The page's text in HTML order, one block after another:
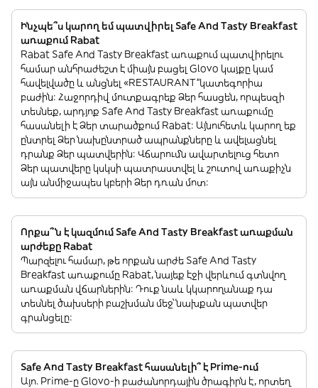
Ինչպե՞ս կարող եմ պատվիրել Safe And Tasty Breakfast
առաքում Rabat
Rabat Safe And Tasty Breakfast առաքում պատվիրելու
համար անհրաժեշտ է միայն բացել Glovo կայքը կամ
հավելվածը և անցնել «RESTAURANT”կատեգորիա
բաժին: Հաջորդիվ մուտքագրեք Ձեր հասցեն, որպեսզի
տեսնեք, արդյոք Safe And Tasty Breakfast առաքումը
հասանելի է Ձեր տարածքում Rabat: Այնուհետև կարող եք
ընտրել Ձեր նախընտրած ապրանքները և ավելացնել
դրանք Ձեր պատվերին: Վճարումն ավարտելուց հետո
Ձեր պատվերը կսկսի պատրաստվել և շուտով առաքիչն
այն անմիջապես կբերի Ձեր դռան մոտ:
Որքա՞ն է կազմում Safe And Tasty Breakfast առաքման
արժեքը Rabat
Պարզելու համար, թե որքան արժե Safe And Tasty
Breakfast առաքումը Rabat, նայեք էջի վերևում գտնվող
առաքման վճարներին: Դուք նաև կկարողանաք դա
տեսնել ծախսերի բաշխման մեջ՝ նախքան պատվեր
գրանցելը:
Safe And Tasty Breakfast հասանելի՞ է Prime-ում
Այո. Prime-ը Glovo-ի բաժանորդային ծրագիրն է, որտեղ